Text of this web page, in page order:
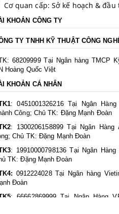
Cơ quan cấp: Sở kế hoạch & đầu
KHOẢN CÔNG TY
TY TNHH KỸ THUẬT CÔNG
68209999 Tại Ngân hàng TMCP
Hoàng Quốc Việt
KHOẢN CÁ NHÂN
: 0451001326216 Tại Ngân Hàng
Công; Chủ TK: Đặng Mạnh Đoàn
: 1300206158899 Tại Ngân
Chủ TK: Đặng Mạnh Đoàn
: 19910000798136 Tại Ngân
TK: Đặng Mạnh Đoàn
0912224028 Tại Ngân hàng
Đoàn
: 66662869999 Tại Ngân Hàng